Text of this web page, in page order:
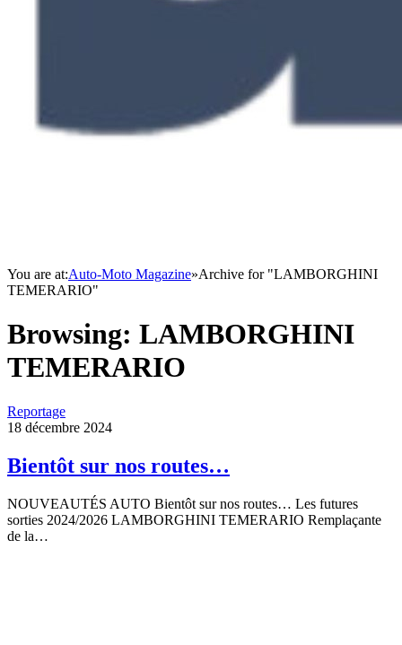
You are at:Auto-Moto Magazine»Archive for "LAMBORGHINI
TEMERARIO"
Browsing: LAMBORGHINI
TEMERARIO
Reportage
18 décembre 2024
Bientôt sur nos routes…
NOUVEAUTÉS AUTO Bientôt sur nos routes… Les futures
sorties 2024/2026 LAMBORGHINI TEMERARIO Remplaçante
de la…